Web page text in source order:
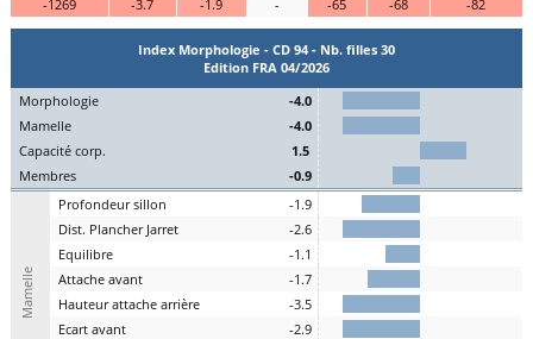
-1269
-3.7 -1.9 - -65 -68 -82
Index Morphologie - CD 94 - Nb. filles 30
Edition FRA 04/2026
Morphologie
-4.0
Mamelle
-4.0
Capacité corp.
1.5
Membres -0.9
Mamelle
Profondeursillon
-1.9
Dist. Plancher Jarret
-2.6
Equilibre
-1.1
Attache avant
-1.7
Hauteurattache arrière
-3.5
Ecart avant
-2.9